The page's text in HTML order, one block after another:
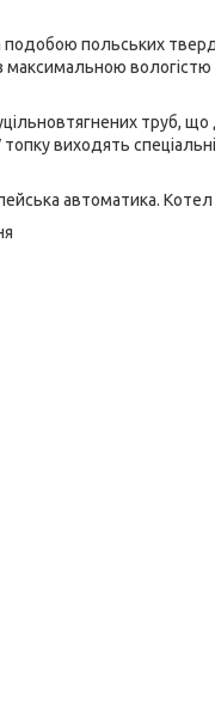
польських
вологістю
труб,
виходять
автоматика.